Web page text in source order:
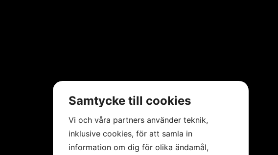
Samtycke till cookies
Vi och våra partners använder teknik,
inklusive cookies, för att samla in
information om dig för olika ändamål,